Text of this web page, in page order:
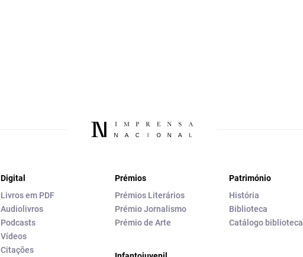
Digital
Livros em PDF
Audiolivros
Podcasts
Vídeos
Citações
Prémios
Prémios Literários
Prémio Jornalismo
Prémio de Arte
Património
História
Biblioteca
Catálogo biblioteca